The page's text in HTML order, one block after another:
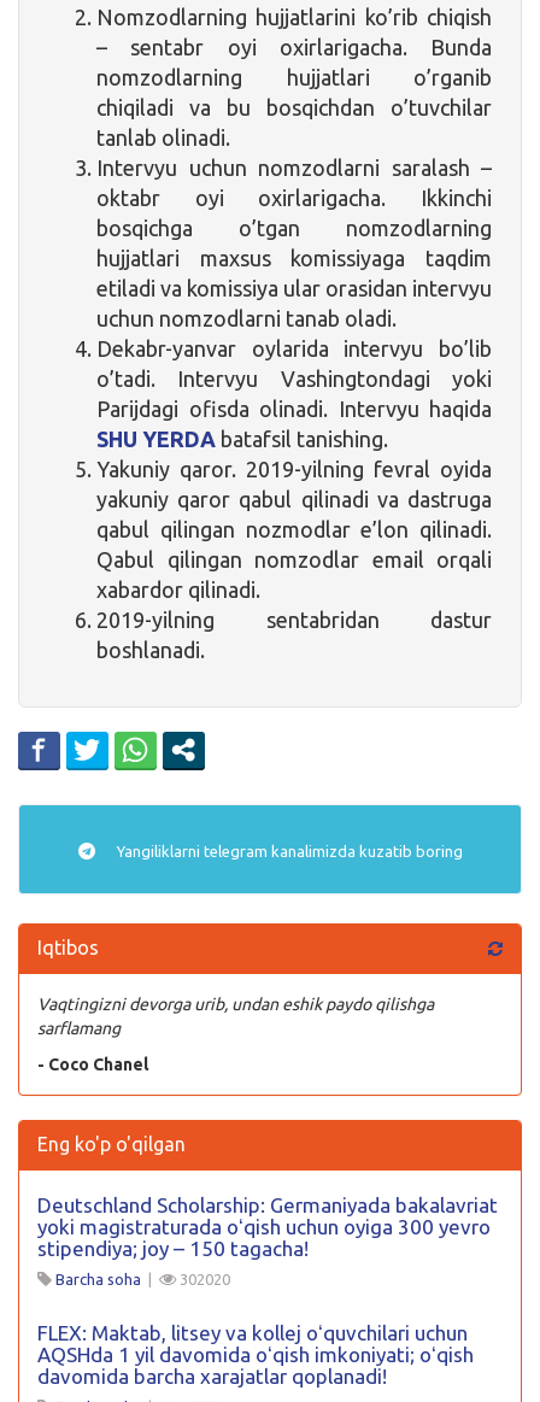
Nomzodlarning hujjatlarini ko’rib chiqish
– sentabr oyi oxirlarigacha. Bunda
nomzodlarning hujjatlari o’rganib
chiqiladi va bu bosqichdan o’tuvchilar
tanlab olinadi.
Intervyu uchun nomzodlarni saralash –
oktabr oyi oxirlarigacha. Ikkinchi
bosqichga o’tgan nomzodlarning
hujjatlari maxsus komissiyaga taqdim
etiladi va komissiya ular orasidan intervyu
uchun nomzodlarni tanab oladi.
Dekabr-yanvar oylarida intervyu bo’lib
o’tadi. Intervyu Vashingtondagi yoki
Parijdagi ofisda olinadi. Intervyu haqida
SHU YERDA batafsil tanishing.
Yakuniy qaror. 2019-yilning fevral oyida
yakuniy qaror qabul qilinadi va dastruga
qabul qilingan nozmodlar e’lon qilinadi.
Qabul qilingan nomzodlar email orqali
xabardor qilinadi.
2019-yilning sentabridan dastur
boshlanadi.
Yangiliklarni telegram kanalimizda kuzatib boring
Iqtibos
Vaqtingizni devorga urib, undan eshik paydo qilishga
sarflamang
- Coco Chanel
Eng ko'p o'qilgan
Deutschland Scholarship: Germaniyada bakalavriat
yoki magistraturada oʻqish uchun oyiga 300 yevro
stipendiya; joy – 150 tagacha!
Barcha soha | 302020
FLEX: Maktab, litsey va kollej oʻquvchilari uchun
AQSHda 1 yil davomida oʻqish imkoniyati; oʻqish
davomida barcha xarajatlar qoplanadi!